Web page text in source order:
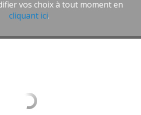
vos choix à tout moment en
cliquant ici.